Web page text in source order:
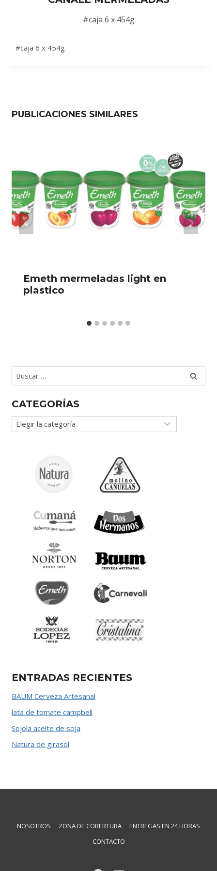
#caja 6 x 454g
#caja 6 x 454g
PUBLICACIONES SIMILARES
Emeth mermeladas light en
plastico
Buscar:
CATEGORÍAS
Categorías
ENTRADAS RECIENTES
BAUM Cerveza Artesanal
lata de tomate campbell
Sojola aceite de soja
Natura de girasol
NOSOTROS ZONA DE COBERTURA
ENTREGAS EN 24 HORAS
CONTACTO